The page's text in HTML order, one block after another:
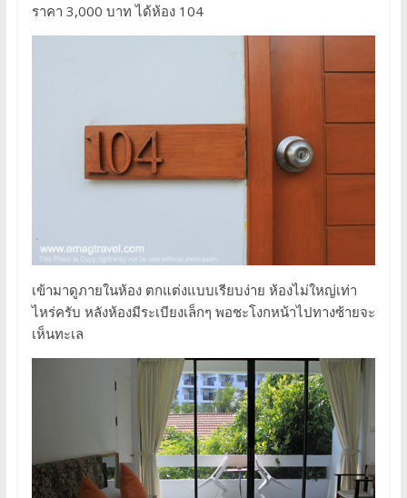
ราคา 3,000 บาท ได้ห้อง 104
เข้ามาดูภายในห้อง ตกแต่งแบบเรียบง่าย ห้องไม่ใหญ่เท่า
ไหร่ครับ หลังห้องมีระเบียงเล็กๆ พอชะโงกหน้าไปทางซ้ายจะ
เห็นทะเล